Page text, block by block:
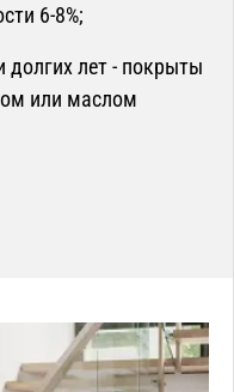
6-8%;
долгих лет - покрыты
или маслом